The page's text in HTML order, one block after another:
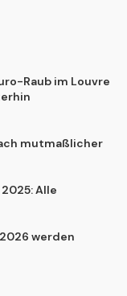
Raub im Louvre
mutmaßlicher
Alle
werden